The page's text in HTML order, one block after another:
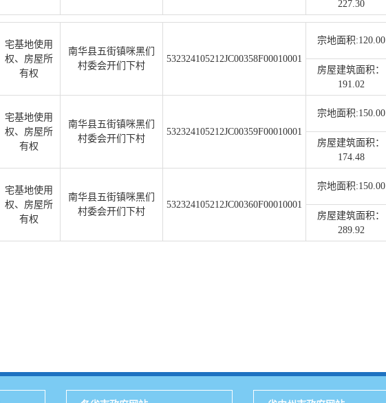
227.30
宅基地使用
权、房屋所
有权
南华县五街镇咪黑们
村委会开们下村
532324105212JC00358F00010001
宗地面积:120.00
房屋建筑面积：
191.02
宅基地使用
权、房屋所
有权
南华县五街镇咪黑们
村委会开们下村
532324105212JC00359F00010001
宗地面积:150.00
房屋建筑面积：
174.48
宅基地使用
权、房屋所
有权
南华县五街镇咪黑们
村委会开们下村
532324105212JC00360F00010001
宗地面积:150.00
房屋建筑面积：
289.92